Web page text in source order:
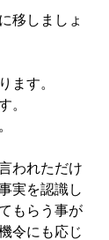
移しましょ
ます。
。
われただけ
実を認識し
もらう事が
令にも応じ